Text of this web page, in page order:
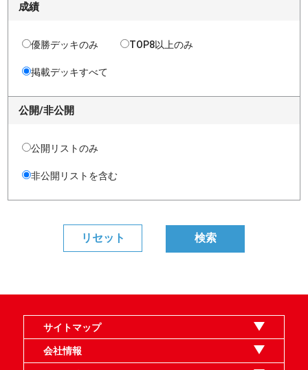
成績
優勝デッキのみ TOP8以上のみ
掲載デッキすべて
公開/非公開
公開リストのみ
非公開リストを含む
サイトマップ
オンラインショップ
買取
記事
選手一覧
デッキ検索
デッキ構築
イベント・大会
店舗のご案内
お問い合わせ
ヘルプ
FAQ
会社情報